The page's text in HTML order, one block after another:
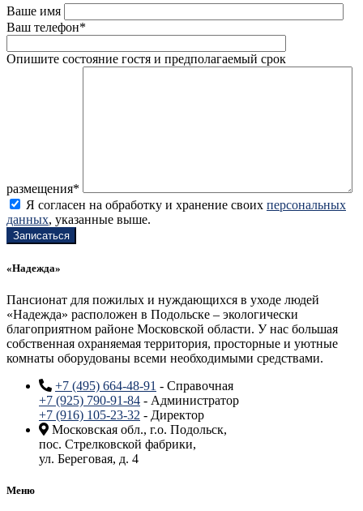
Ваше имя
Ваш телефон*
Опишите состояние гостя и предполагаемый срок
размещения*
Я согласен на обработку и хранение своих персональных
данных, указанные выше.
«Надежда»
Пансионат для пожилых и нуждающихся в уходе людей
«Надежда» расположен в Подольске – экологически
благоприятном районе Московской области. У нас большая
собственная охраняемая территория, просторные и уютные
комнаты оборудованы всеми необходимыми средствами.
+7 (495) 664-48-91 - Справочная
+7 (925) 790-91-84 - Администратор
+7 (916) 105-23-32 - Директор
Московская обл., г.о. Подольск,
пос. Стрелковской фабрики,
ул. Береговая, д. 4
Меню